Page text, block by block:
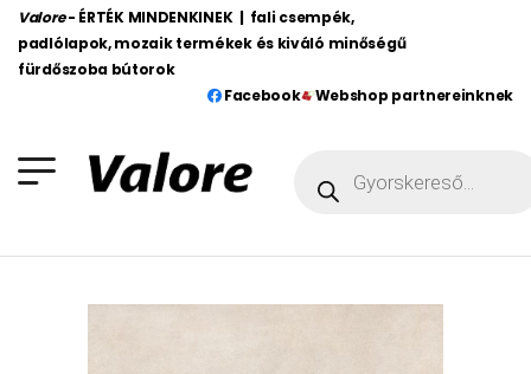
Valore - ÉRTÉK MINDENKINEK | fali csempék,
padlólapok, mozaik termékek és kiváló minőségű
fürdőszoba bútorok
Facebook
Webshop partnereinknek